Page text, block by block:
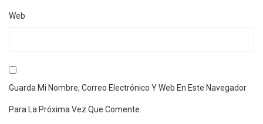
Web
Guarda Mi Nombre, Correo Electrónico Y Web En Este Navegador
Para La Próxima Vez Que Comente.